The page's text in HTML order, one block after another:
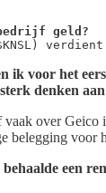
geld?
ik voor het
denken
vaak over Geico
belegging voor
een